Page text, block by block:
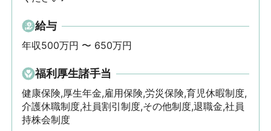
給与
年収500万円 〜 650万円
福利厚生諸手当
健康保険,厚生年金,雇用保険,労災保険,育児休暇制度,
介護休職制度,社員割引制度,その他制度,退職金,社員
持株会制度